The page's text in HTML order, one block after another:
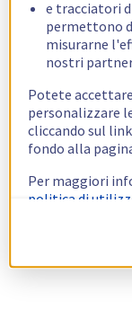
e tracciatori
permettono
misurarne
nostri
Potete
personalizzare
cliccando sul
fondo alla
Per maggiori
politica di